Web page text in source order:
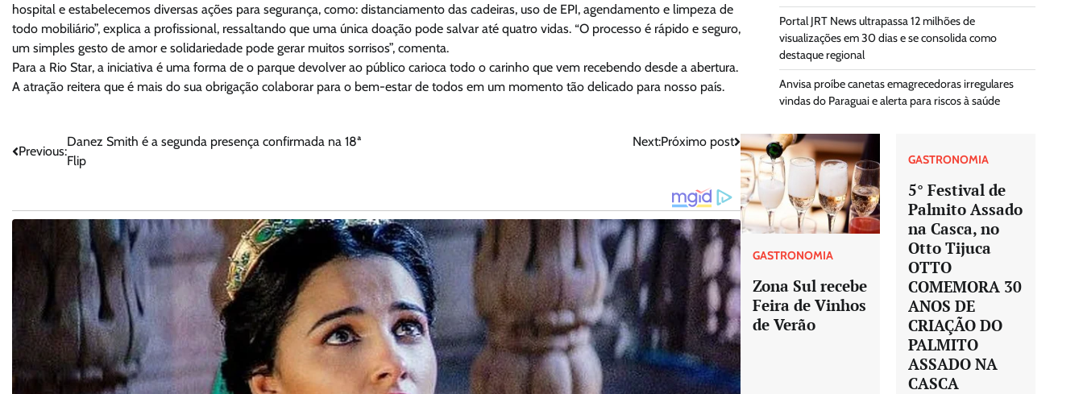
hospital e estabelecemos diversas ações para segurança, como: distanciamento das cadeiras, uso de EPI, agendamento e limpeza de
todo mobiliário”, explica a profissional, ressaltando que uma única doação pode salvar até quatro vidas. “O processo é rápido e seguro,
um simples gesto de amor e solidariedade pode gerar muitos sorrisos”, comenta.
Para a Rio Star, a iniciativa é uma forma de o parque devolver ao público carioca todo o carinho que vem recebendo desde a abertura.
A atração reitera que é mais do sua obrigação colaborar para o bem-estar de todos em um momento tão delicado para nosso país.
Navegação
Previous:
Danez Smith é a segunda presença confirmada na 18ª
Flip
Next:Próximo post
Portal JRT News ultrapassa 12 milhões de
visualizações em 30 dias e se consolida como
destaque regional
Anvisa proíbe canetas emagrecedoras irregulares
vindas do Paraguai e alerta para riscos à saúde
GASTRONOMIA
Zona Sul recebe
Feira de Vinhos
de Verão
GASTRONOMIA
5° Festival de
Palmito Assado
na Casca, no
Otto Tijuca
OTTO
COMEMORA 30
ANOS DE
CRIAÇÃO DO
PALMITO
ASSADO NA
CASCA